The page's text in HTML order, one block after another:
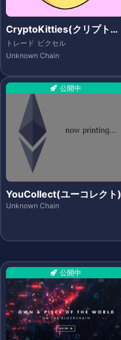
CryptoKitties(クリプトキ
ティーズ)
トレード ピクセル
Unknown Chain
公開中
YouCollect(ユーコレクト)
Unknown Chain
公開中